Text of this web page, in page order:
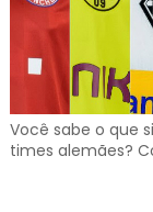
Você sabe o que
times alemães?